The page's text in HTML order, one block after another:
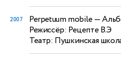
2007 Perpetuum mobile—
Режиссёр: Рецепте В.Э
Театр: Пушкинская